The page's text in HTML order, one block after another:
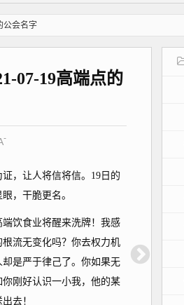
公会名字
07-19高端点的
-
，让人将信将信。19日的
，干脆更名。
饮食业将醒来洗牌！我感
流无变化吗？你去权力机
是严于律己了。你如果无
刚好认识一小我，他的某
去！